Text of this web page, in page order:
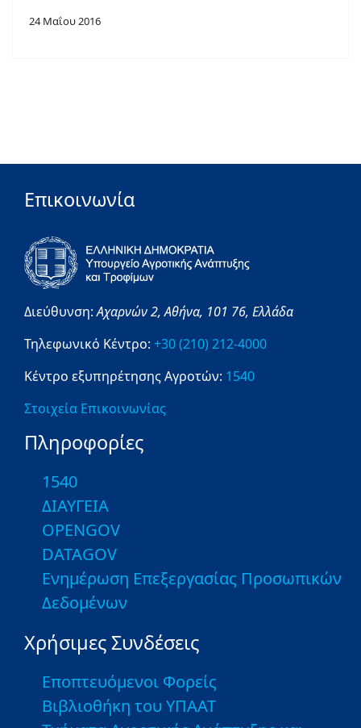
24 Μαΐου 2016
Επικοινωνία
Διεύθυνση:Αχαρνών 2,Αθήνα, 101 76, Ελλάδα
Τηλεφωνικό Κέντρο: +30 (210) 212-4000
Κέντρο εξυπηρέτησης Αγροτών: 1540
Στοιχεία Επικοινωνίας
Πληροφορίες
1540
ΔΙΑΥΓΕΙΑ
OPENGOV
DATAGOV
Ενημέρωση Επεξεργασίας Προσωπικών
Δεδομένων
Χρήσιμες Συνδέσεις
Εποπτευόμενοι Φορείς
Βιβλιοθήκη του ΥΠΑΑΤ